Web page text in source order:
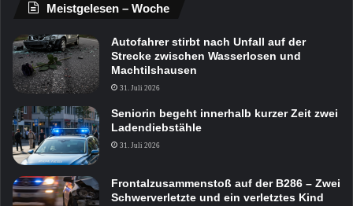
Meistgelesen – Woche
Autofahrer stirbt nach Unfall auf der
Strecke zwischen Wasserlosen und
Machtilshausen
31. Juli 2026
Seniorin begeht innerhalb kurzer Zeit zwei
Ladendiebstähle
31. Juli 2026
Frontalzusammenstoß auf der B286 – Zwei
Schwerverletzte und ein verletztes Kind